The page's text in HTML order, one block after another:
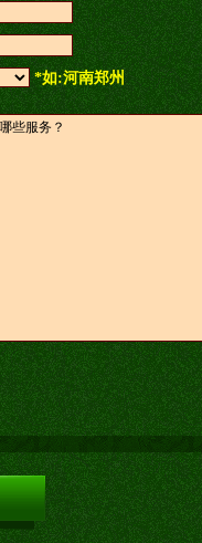
*如:河南郑州